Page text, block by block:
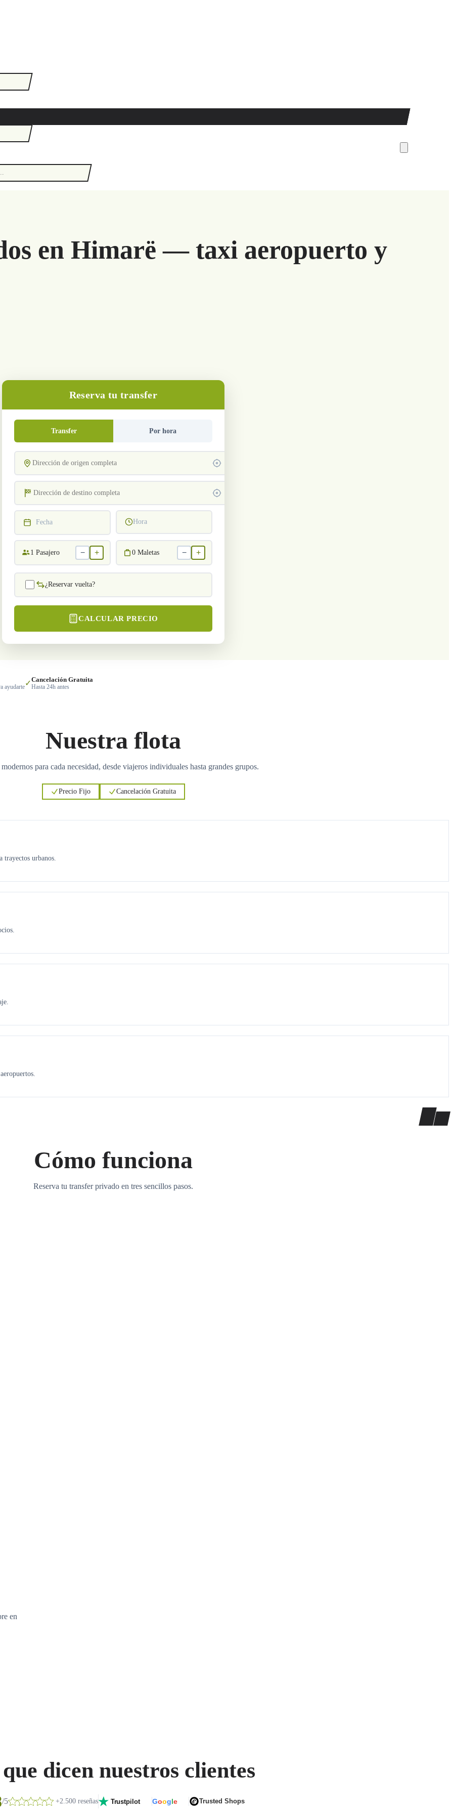
en Himarë — taxi aeropuerto y
Reserva tu transfer
Transfer Por hora
Fecha Hora
1 Pasajero − + 0 Maletas − +
¿Reservar vuelta?
CALCULAR PRECIO
ayudarte✓Cancelación Gratuita
Hasta 24h antes
Nuestra flota
para cada necesidad, desde viajeros individuales hasta grandes grupos.
Precio Fijo Cancelación Gratuita
urbanos.
Cómo funciona
Reserva tu transfer privado en tres sencillos pasos.
en
dicen nuestros clientes
/5 +2.500 reseñas Trustpilot Google Trusted Shops